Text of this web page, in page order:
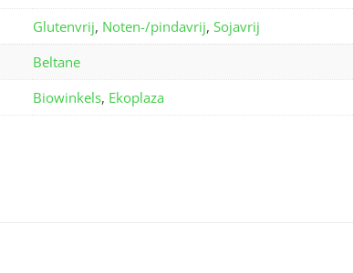
Glutenvrij, Noten-/pindavrij, Sojavrij
Beltane
Biowinkels, Ekoplaza